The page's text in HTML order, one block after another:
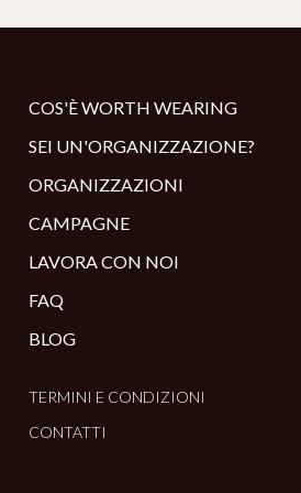
COS'È WORTH WEARING
SEI UN'ORGANIZZAZIONE?
ORGANIZZAZIONI
CAMPAGNE
LAVORA CON NOI
FAQ
BLOG
TERMINI E CONDIZIONI
CONTATTI